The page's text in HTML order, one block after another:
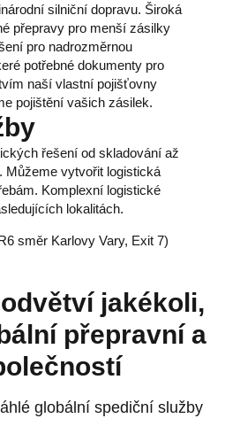
silniční dopravu. Široká
přepravy pro menší zásilky
pro nadrozměrnou
potřebné dokumenty pro
naší vlastní pojišťovny
pojištění vašich zásilek.
řešení od skladování až
Můžeme vytvořit logistická
Komplexní logistické
lokalitách.
směr Karlovy Vary, Exit 7)
jakékoli,
přepravní a
globální spediční služby